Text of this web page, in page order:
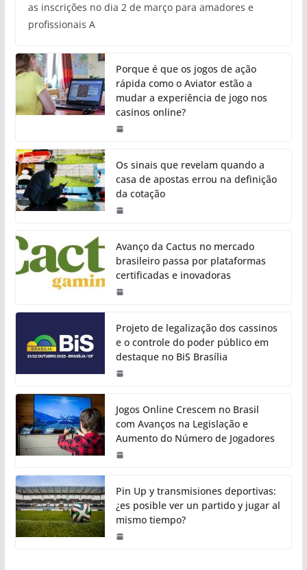
as inscrições no dia 2 de março para amadores e
profissionais A
Porque é que os jogos de ação
rápida como o Aviator estão a
mudar a experiência de jogo nos
casinos online?
Os sinais que revelam quando a
casa de apostas errou na definição
da cotação
Avanço da Cactus no mercado
brasileiro passa por plataformas
certificadas e inovadoras
Projeto de legalização dos cassinos
e o controle do poder público em
destaque no BiS Brasília
Jogos Online Crescem no Brasil
com Avanços na Legislação e
Aumento do Número de Jogadores
Pin Up y transmisiones deportivas:
¿es posible ver un partido y jugar al
mismo tiempo?